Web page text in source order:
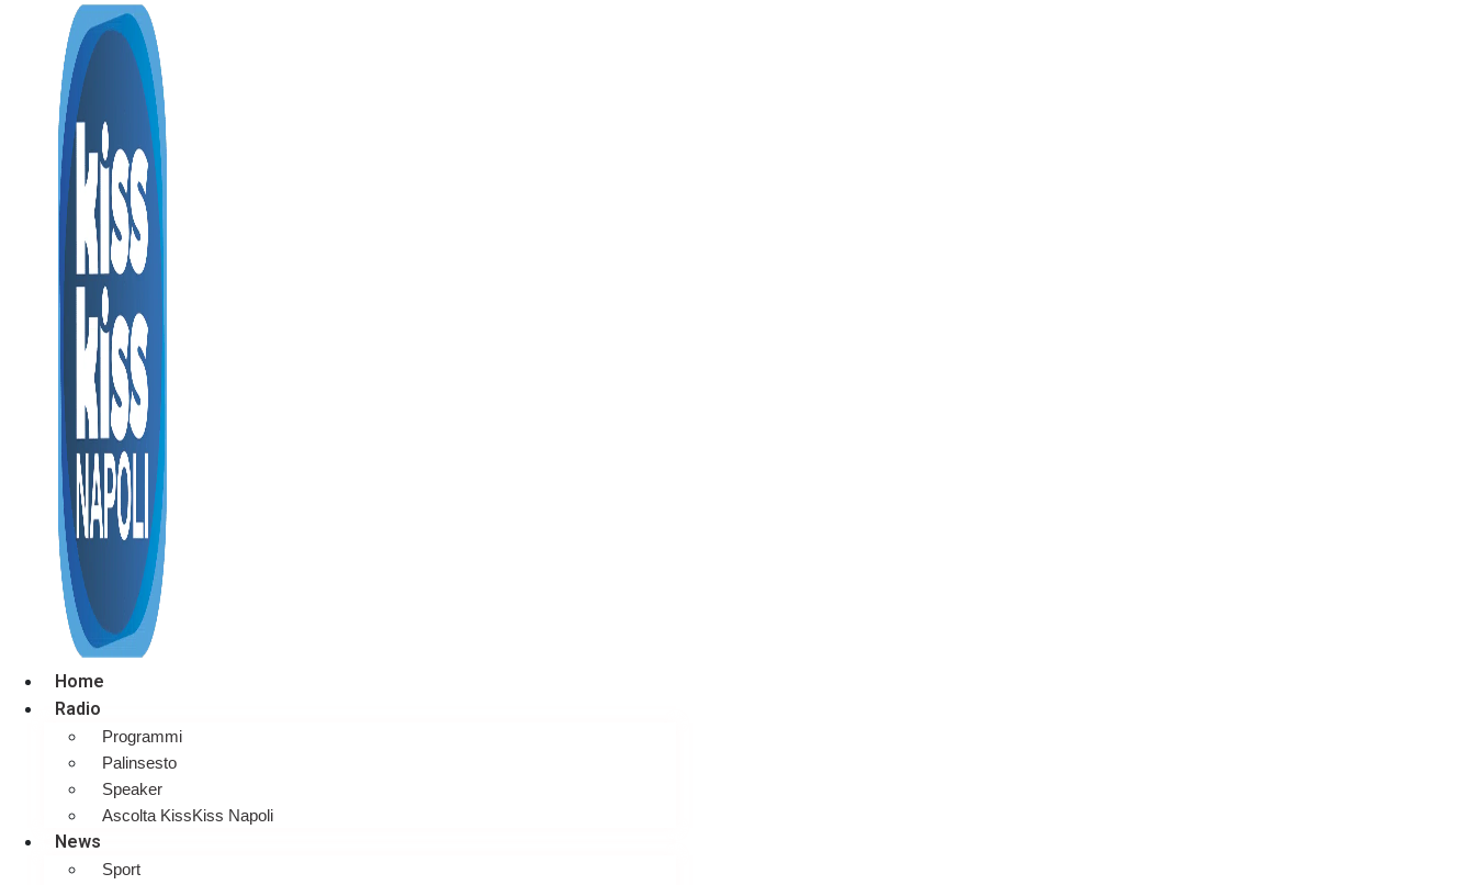
Home
Radio
Programmi
Palinsesto
Speaker
Ascolta KissKiss Napoli
News
Sport